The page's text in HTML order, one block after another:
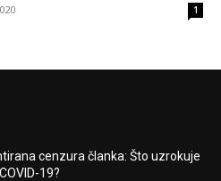
1
cenzura članka: Što uzrokuje
19?